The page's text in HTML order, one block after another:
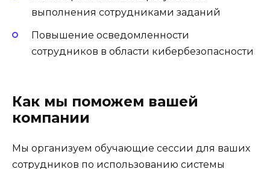
выполнения сотрудниками заданий
Повышение осведомленности
сотрудников в области кибербезопасности
Как мы поможем вашей
компании
Мы организуем обучающие сессии для ваших
сотрудников по использованию системы